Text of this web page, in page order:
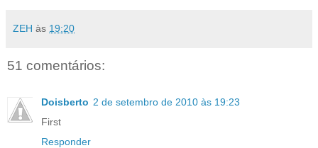
ZEH às 19:20
51 comentários:
Doisberto 2 de setembro de 2010 às 19:23
First
Responder